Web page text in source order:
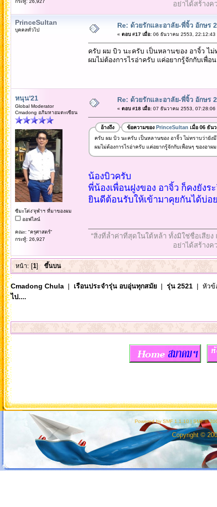
อย่าได้สร้างค
PrinceSultan
บุคคลทั่วไป
Re: ด้วยรักและอาลัย-พี่จิ้ว อักษร
« ตอบ #17 เมื่อ:06 ธันวาคม 2553, 22:12:43
ครับ ผม บิว นะครับ เป็นหลานของ อาจิ้ว ไ
ผมไม่ต้องการไรอ่าครับ แค่อยากรู้จักกับเพื่อ
หนุน'21
Global Moderator
Cmadong อภิมหาอมตะเซียน
ซีมะโด่ง'จุฬาฯ ที่มาของผม
ออฟไลน์
คณะ: "ครุศาสตร์"
กระทู้: 26,927
Re: ด้วยรักและอาลัย-พี่จิ้ว อักษร
« ตอบ #18 เมื่อ:07 ธันวาคม 2553, 07:28:06
อ้างถึง ข้อความของ PrinceSultan เมื่อ 06 ธัน
ครับ ผม บิว นะครับ เป็นหลานของ อาจิ้ว ไม่ทราบว่ายัง
ผมไม่ต้องการไรอ่าครับ แค่อยากรู้จักกับเพื่อนๆ ของอาผ
น้องบิวครับ
พี่น้องเพื่อนฝูงของ อาจิ้ว ก็คงยัง
ยินดีต้อนรับให้เข้ามาคุยกันได้บ่อ
“สิ่งที่ล้ำค่าที่สุดในใต้หล้า ทั้งมิใช่ชื่อเสีย
อย่าได้สร้างค
หน้า: [1] ขึ้นบน
Cmadong Chula| เรือนประจำรุ่น อบอุ่นทุกสมัย| รุ่น 2521| หัวข้
ไป....
Powered by SMF 1.1.10 | SMF ©
Copyright ©